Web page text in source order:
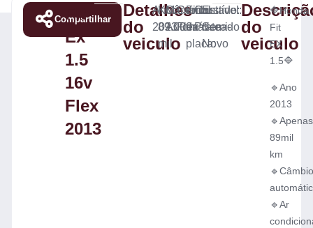
Compartilhar
Fit
Ex
1.5
16v
Flex
2013
Detalhes
do
veiculo
Ano:
2013
KM:
89.000
mil
Câmbio:
Automático
Combustível:
Flex
Final
da
placa:
Cor:
Prateado
Estado:
Semi-
Novo
do
veiculo
🔷️Honda
Fit
EX
1.5🔷️
🔹️Ano
2013
🔹Apenas
89mil
km
🔹Ar